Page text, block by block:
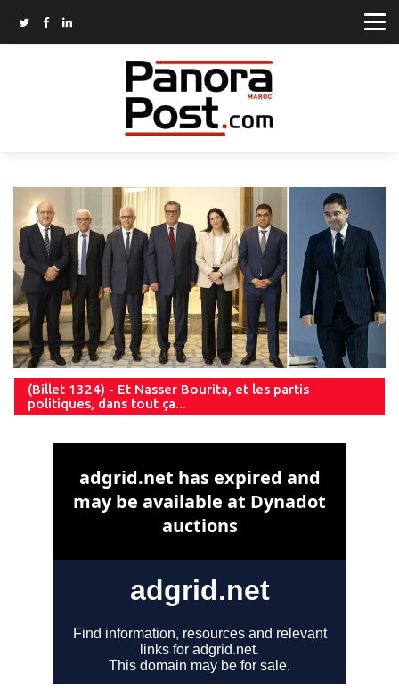
(Billet 1324) - Et Nasser Bourita, et les partis
politiques, dans tout ça...